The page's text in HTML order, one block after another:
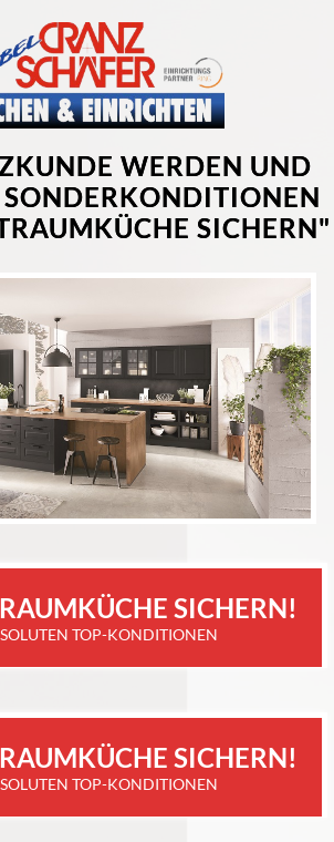
WERDEN UND
SICHERN"
SICHERN!
TOP-KONDITIONEN
SICHERN!
TOP-KONDITIONEN